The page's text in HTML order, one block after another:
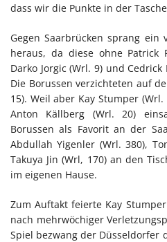
dass wir die Punkte in der
Gegen Saarbrücken sprang ein
heraus, da diese ohne Patrick
Darko Jorgic (Wrl. 9) und
Die Borussen verzichteten auf
15). Weil aber Kay Stumper
Anton Källberg (Wrl. 20)
Borussen als Favorit an der
Abdullah Yigenler (Wrl. 380),
Takuya Jin (Wrl, 170) an den
im eigenen Hause.
Zum Auftakt feierte Kay
nach mehrwöchiger
Spiel bezwang der Düsseldorfer